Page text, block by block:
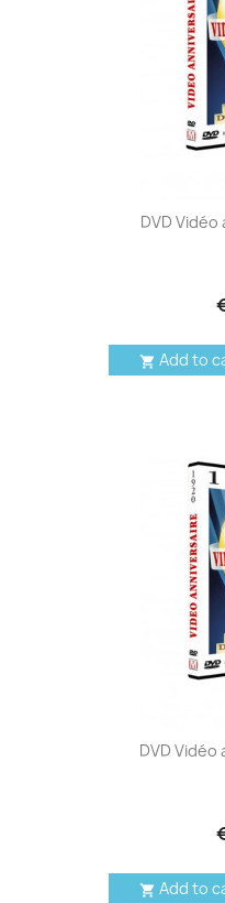
DVD Vidéo
 Add to
DVD Vidéo
 Add to